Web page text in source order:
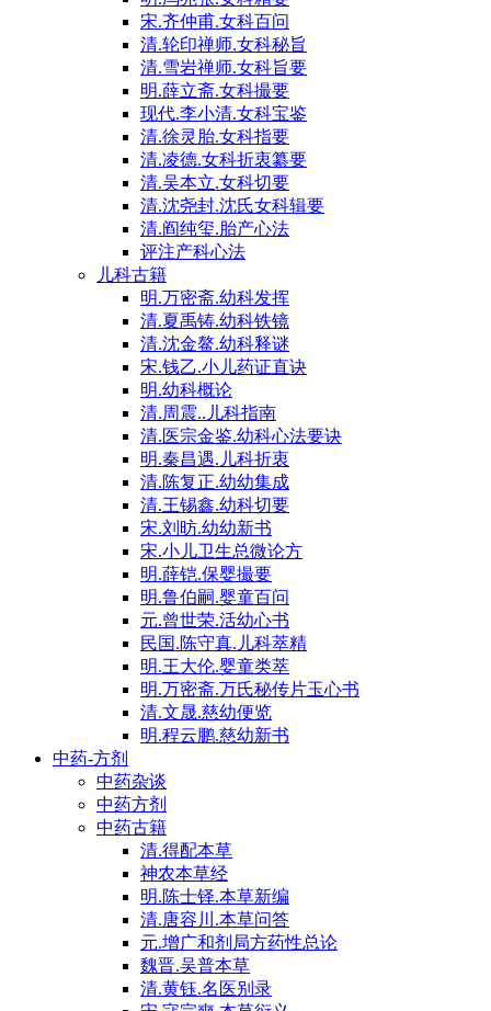
宋.齐仲甫.女科百问
清.轮印禅师.女科秘旨
清.雪岩禅师.女科旨要
明.薛立斋.女科撮要
现代.李小清.女科宝鉴
清.徐灵胎.女科指要
清.凌德.女科折衷纂要
清.吴本立.女科切要
清.沈尧封.沈氏女科辑要
清.阎纯玺.胎产心法
评注产科心法
儿科古籍
明.万密斋.幼科发挥
清.夏禹铸.幼科铁镜
清.沈金鳌.幼科释谜
宋.钱乙.小儿药证直诀
明.幼科概论
清.周震..儿科指南
清.医宗金鉴.幼科心法要诀
明.秦昌遇.儿科折衷
清.陈复正.幼幼集成
清.王锡鑫.幼科切要
宋.刘昉.幼幼新书
宋.小儿卫生总微论方
明.薛铠.保婴撮要
明.鲁伯嗣.婴童百问
元.曾世荣.活幼心书
民国.陈守真.儿科萃精
明.王大伦.婴童类萃
明.万密斋.万氏秘传片玉心书
清.文晟.慈幼便览
明.程云鹏.慈幼新书
中药-方剂
中药杂谈
中药方剂
中药古籍
清.得配本草
神农本草经
明.陈士铎.本草新编
清.唐容川.本草问答
元.增广和剂局方药性总论
魏晋.吴普本草
清.黄钰.名医别录